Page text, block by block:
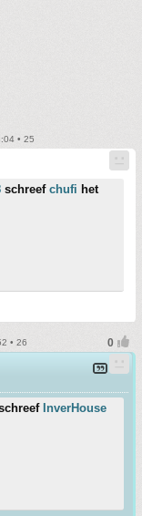
• 25
schreef chufi het
• 26
InverHouse